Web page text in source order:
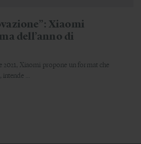
Xiaomi
dell’anno di
2021, Xiaomi propone un format che
...